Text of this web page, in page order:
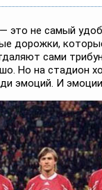
это не самый
дорожки,
сами
Но на стадион
эмоций. И